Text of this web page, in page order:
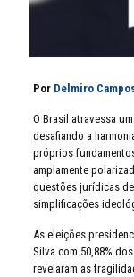
Por Delmiro
O Brasil atravessa
desafiando a
próprios
amplamente
questões jurídicas
simplificações
As eleições
Silva com 50,88%
revelaram as